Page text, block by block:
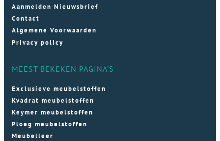
Aanmelden Nieuwsbrief
Contact
Algemene Voorwaarden
Privacy policy
MEEST BEKEKEN PAGINA'S
Exclusieve meubelstoffen
Kvadrat meubelstoffen
Keymer meubelstoffen
Ploeg meubelstoffen
Meubelleer